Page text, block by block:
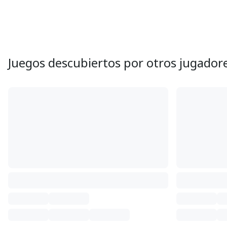
Juegos descubiertos por otros